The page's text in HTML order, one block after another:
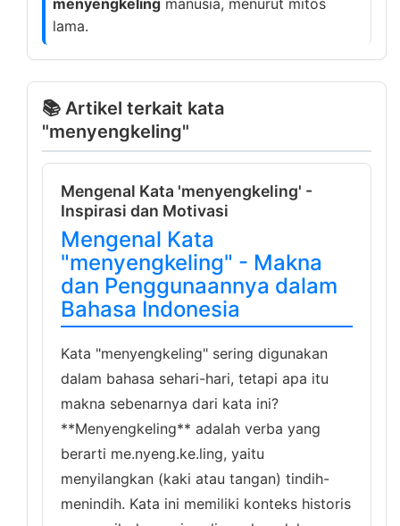
menyengkeling manusia, menurut mitos
lama.
📚 Artikel terkait kata
"menyengkeling"
Mengenal Kata 'menyengkeling' -
Inspirasi dan Motivasi
Mengenal Kata
"menyengkeling" - Makna
dan Penggunaannya dalam
Bahasa Indonesia
Kata "menyengkeling" sering digunakan
dalam bahasa sehari-hari, tetapi apa itu
makna sebenarnya dari kata ini?
**Menyengkeling** adalah verba yang
berarti me.nyeng.ke.ling, yaitu
menyilangkan (kaki atau tangan) tindih-
menindih. Kata ini memiliki konteks historis